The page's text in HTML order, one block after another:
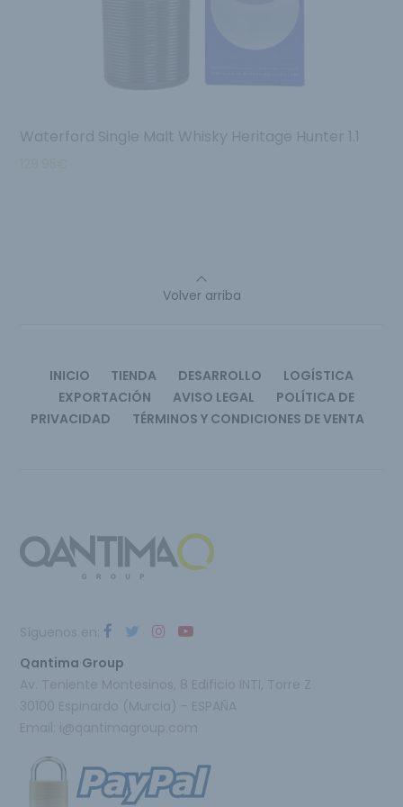
Waterford Single Malt Whisky Heritage Hunter 1.1
Volver arriba
INICIO TIENDA DESARROLLO
LOGÍSTICA
EXPORTACIÓN
AVISO LEGAL
POLÍTICA DE
PRIVACIDAD
TÉRMINOS Y CONDICIONES DE VENTA
Qantima Group